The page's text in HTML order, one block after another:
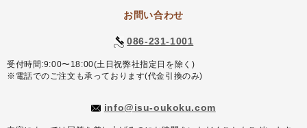
お問い合わせ
086-231-1001
受付時間:9:00〜18:00(土日祝弊社指定日を除く)
※電話でのご注文も承っております(代金引換のみ)
info@isu-oukoku.com